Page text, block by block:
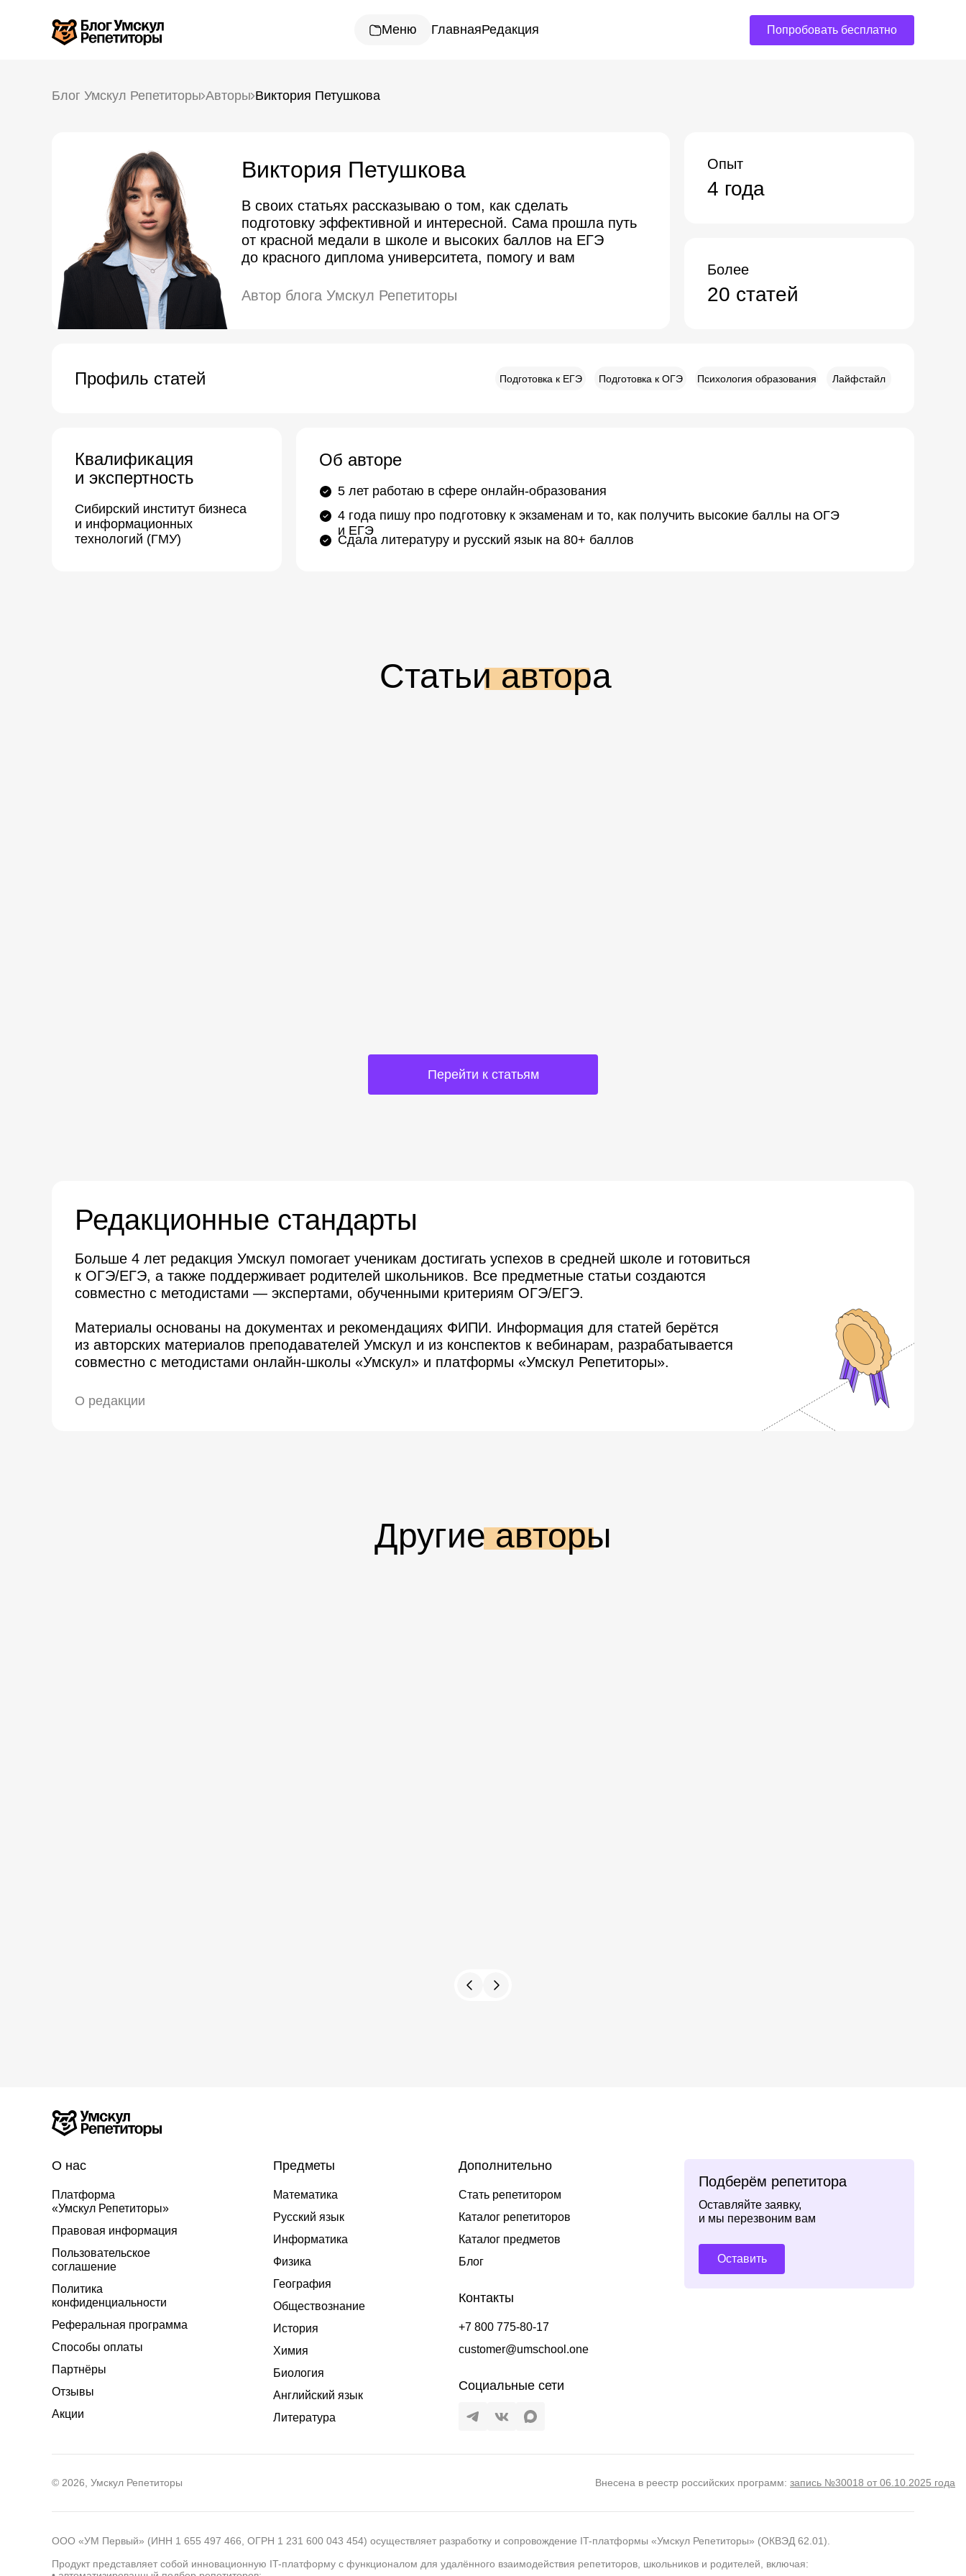
Меню ГлавнаяРедакция Попробовать бесплатно
Блог Умскул Репетиторы Авторы Виктория Петушкова
В своих статьях рассказываю о том, как сделать
подготовку эффективной и интересной. Сама прошла путь
от красной медали в школе и высоких баллов на ЕГЭ
до красного диплома университета, помогу и вам
Опыт
4 года
Более
20 статей
Автор блога Умскул Репетиторы
Подготовка к ЕГЭ Подготовка к ОГЭ Психология образования Лайфстайл
Виктория Петушкова
Профиль статей
Сибирский институт бизнеса
и информационных
технологий (ГМУ)
5 лет работаю в сфере онлайн-образования
4 года пишу про подготовку к экзаменам и то, как получить высокие баллы на ОГЭ
и ЕГЭ
Cдала литературу и русский язык на 80+ баллов
Об авторе
Квалификация
и экспертность
Статьи автора
Перейти к статьям
Редакционные стандарты
Больше 4 лет редакция Умскул помогает ученикам достигать успехов в средней школе и готовиться
к ОГЭ/ЕГЭ, а также поддерживает родителей школьников. Все предметные статьи создаются
совместно с методистами — экспертами, обученными критериям ОГЭ/ЕГЭ.
Материалы основаны на документах и рекомендациях ФИПИ. Информация для статей берётся
из авторских материалов преподавателей Умскул и из конспектов к вебинарам, разрабатывается
совместно с методистами онлайн-школы «Умскул» и платформы «Умскул Репетиторы».
О редакции
Другие авторы
О нас
Платформа
«Умскул Репетиторы»
Правовая информация
Пользовательское
соглашение
Политика
конфиденциальности
Реферальная программа
Способы оплаты
Партнёры
Отзывы
Акции
Предметы
Математика
Русский язык
Информатика
Дополнительно
Стать репетитором
Каталог репетиторов
Каталог предметов
Контакты
Социальные сети
+7 800 775-80-17
customer@umschool.one
Блог
Физика
География
Обществознание
История
Химия
Биология
Английский язык
Литература
© 2026, Умскул Репетиторы Внесена в реестр российских программ: запись №30018 от 06.10.2025 года
ООО «УМ Первый» (ИНН 1 655 497 466, ОГРН 1 231 600 043 454) осуществляет разработку и сопровождение IT-платформы «Умскул Репетиторы» (ОКВЭД 62.01).
Продукт представляет собой инновационную IT-платформу с функционалом для удалённого взаимодействия репетиторов, школьников и родителей, включая:
Подберём репетитора
Оставляйте заявку,
и мы перезвоним вам
Оставить